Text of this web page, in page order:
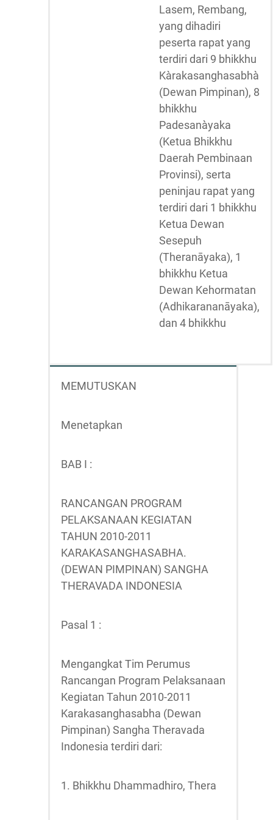
Lasem, Rembang,
yang dihadiri
peserta rapat yang
terdiri dari 9 bhikkhu
Kàrakasanghasabhà
(Dewan Pimpinan), 8
bhikkhu
Padesanàyaka
(Ketua Bhikkhu
Daerah Pembinaan
Provinsi), serta
peninjau rapat yang
terdiri dari 1 bhikkhu
Ketua Dewan
Sesepuh
(Theranāyaka), 1
bhikkhu Ketua
Dewan Kehormatan
(Adhikarananāyaka),
dan 4 bhikkhu
MEMUTUSKAN
Menetapkan
BAB I :
RANCANGAN PROGRAM
PELAKSANAAN KEGIATAN
TAHUN 2010-2011
KARAKASANGHASABHA.
(DEWAN PIMPINAN) SANGHA
THERAVADA INDONESIA
Pasal 1 :
Mengangkat Tim Perumus
Rancangan Program Pelaksanaan
Kegiatan Tahun 2010-2011
Karakasanghasabha (Dewan
Pimpinan) Sangha Theravada
Indonesia terdiri dari:
1. Bhikkhu Dhammadhiro, Thera